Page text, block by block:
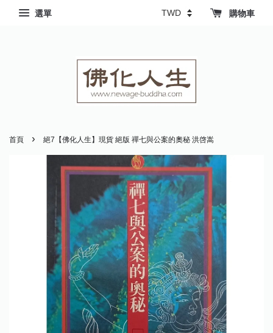
選單 購物車
首頁 › 絕7【佛化人生】現貨 絕版 禪七與公案的奧秘 洪啓嵩